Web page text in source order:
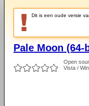
Dit is een oude versie
Pale Moon
Open
Vista /